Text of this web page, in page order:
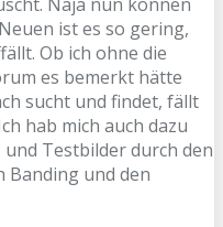
ist es so gering,
Ob ich ohne die
es bemerkt hätte
sucht und findet, fällt
hab mich auch dazu
Testbilder durch den
Banding und den